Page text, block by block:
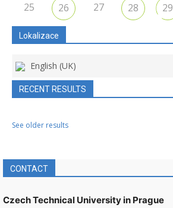
25 26 27 28 29
Lokalizace
English (UK)
RECENT RESULTS
See older results
CONTACT
Czech Technical University in Prague